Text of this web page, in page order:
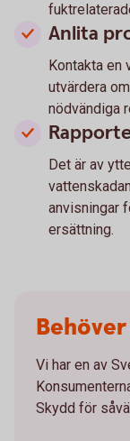
Anlita
Kontakta en
utvärdera
nödvändiga
Det är av
anvisningar
ersättning.
Vi har en av
Skydd för